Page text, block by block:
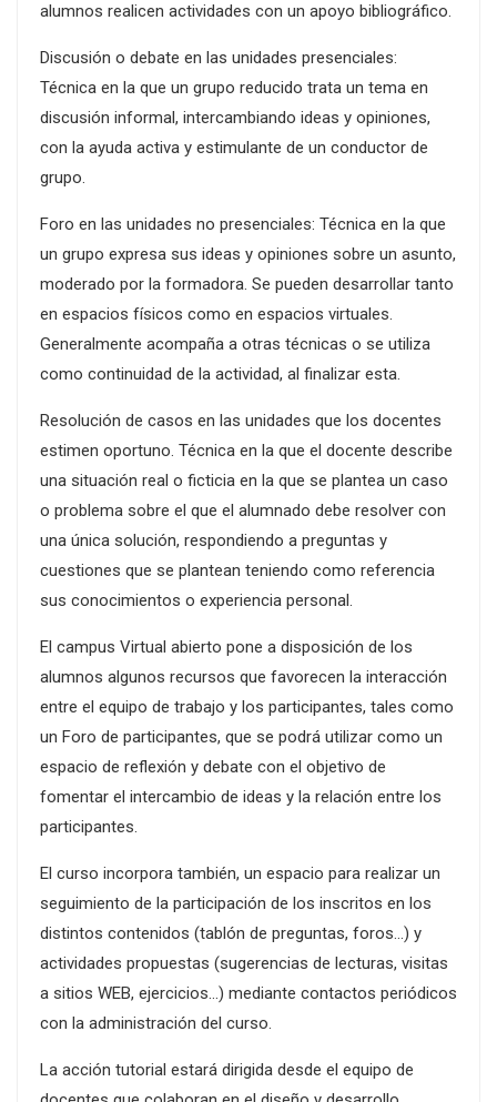
alumnos realicen actividades con un apoyo bibliográfico.
Discusión o debate en las unidades presenciales:
Técnica en la que un grupo reducido trata un tema en
discusión informal, intercambiando ideas y opiniones,
con la ayuda activa y estimulante de un conductor de
grupo.
Foro en las unidades no presenciales: Técnica en la que
un grupo expresa sus ideas y opiniones sobre un asunto,
moderado por la formadora. Se pueden desarrollar tanto
en espacios físicos como en espacios virtuales.
Generalmente acompaña a otras técnicas o se utiliza
como continuidad de la actividad, al finalizar esta.
Resolución de casos en las unidades que los docentes
estimen oportuno. Técnica en la que el docente describe
una situación real o ficticia en la que se plantea un caso
o problema sobre el que el alumnado debe resolver con
una única solución, respondiendo a preguntas y
cuestiones que se plantean teniendo como referencia
sus conocimientos o experiencia personal.
El campus Virtual abierto pone a disposición de los
alumnos algunos recursos que favorecen la interacción
entre el equipo de trabajo y los participantes, tales como
un Foro de participantes, que se podrá utilizar como un
espacio de reflexión y debate con el objetivo de
fomentar el intercambio de ideas y la relación entre los
participantes.
El curso incorpora también, un espacio para realizar un
seguimiento de la participación de los inscritos en los
distintos contenidos (tablón de preguntas, foros…) y
actividades propuestas (sugerencias de lecturas, visitas
a sitios WEB, ejercicios…) mediante contactos periódicos
con la administración del curso.
La acción tutorial estará dirigida desde el equipo de